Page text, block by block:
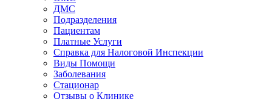
ДМС
Подразделения
Пациентам
Платные Услуги
Справка для Налоговой Инспекции
Виды Помощи
Заболевания
Стационар
Отзывы о Клинике